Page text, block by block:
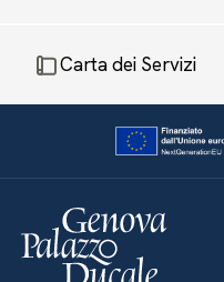
Carta dei Servizi